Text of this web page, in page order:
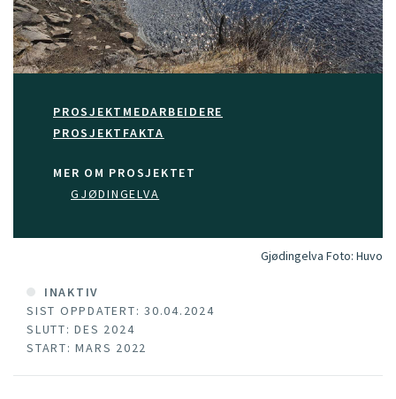
PROSJEKTMEDARBEIDERE
PROSJEKTFAKTA
MER OM PROSJEKTET
GJØDINGELVA
Gjødingelva Foto: Huvo
INAKTIV
SIST OPPDATERT: 30.04.2024
SLUTT: DES 2024
START: MARS 2022